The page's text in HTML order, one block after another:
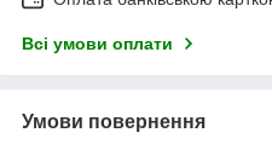
Всі умови оплати
Умови повернення